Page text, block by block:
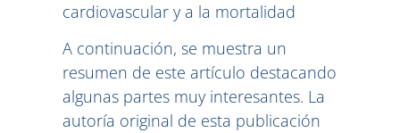
cardiovascular y a la mortalidad
A continuación, se muestra un
resumen de este artículo destacando
algunas partes muy interesantes. La
autoría original de esta publicación